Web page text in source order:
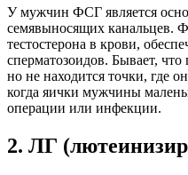
У мужчин ФСГ является
семявыносящих канальцев.
тестостерона в крови,
сперматозоидов. Бывает,
но не находится точки, где
когда яички мужчины
операции или инфекции.
2. ЛГ